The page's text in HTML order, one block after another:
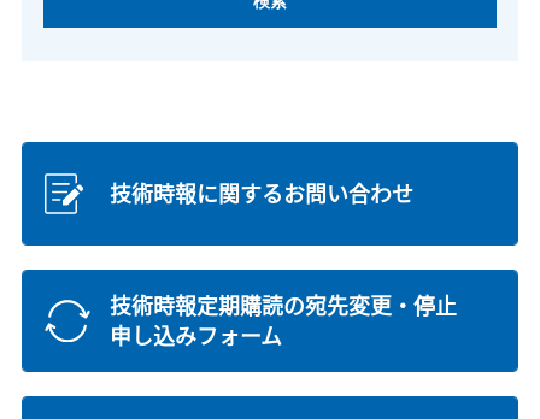
技術時報に関するお問い合わせ
技術時報定期購読の宛先変更・停止
申し込みフォーム